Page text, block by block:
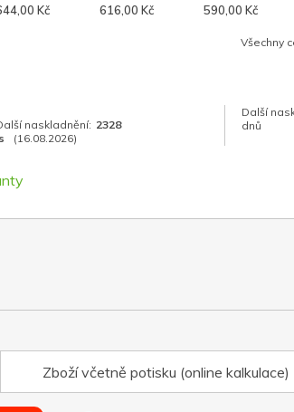
Kč 616,00 Kč 590,00 Kč
Všechny
naskladnění: 2328
(16.08.2026)
Další
dnů
Zboží včetně potisku (online kalkulace)